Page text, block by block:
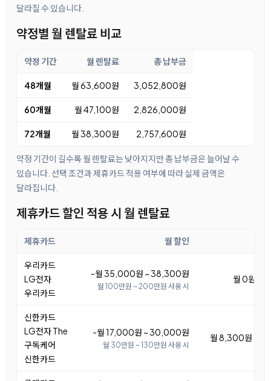
달라질 수 있습니다.
약정별 월 렌탈료 비교
약정 기간 월 렌탈료 총 납부금
48개월 월 63,600원 3,052,800원
60개월 월 47,100원 2,826,000원
72개월 월 38,300원 2,757,600원
약정 기간이 길수록 월 렌탈료는 낮아지지만 총 납부금은 늘어날 수
있습니다. 선택 조건과 제휴카드 적용 여부에 따라 실제 금액은
달라집니다.
제휴카드 할인 적용 시 월 렌탈료
제휴카드 월 할인
우리카드
LG전자
우리카드
-월 35,000원 ~ 38,300원
월 100만원 ~ 200만원 사용 시
월 0원 ~
신한카드
LG전자 The
구독케어
신한카드
-월 17,000원 ~ 30,000원
월 30만원 ~ 130만원 사용 시
월 8,300원 ~